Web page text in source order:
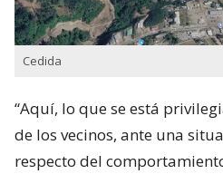
Cedida
“Aquí, lo que se está
de los vecinos, ante una
respecto del